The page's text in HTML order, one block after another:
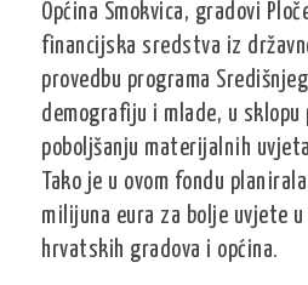
Općina Smokvica, gradovi
financijska sredstva iz
provedbu programa
demografiju i mlade, u sklopu
poboljšanju materijalnih
Tako je u ovom fondu
milijuna eura za bolje uvjete
hrvatskih gradova i općina.